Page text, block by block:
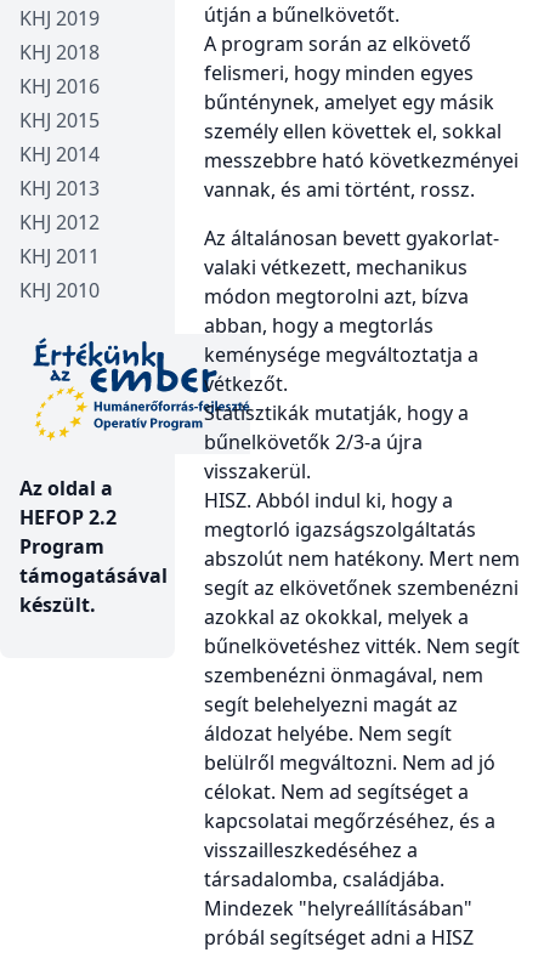
KHJ 2019
KHJ 2018
KHJ 2016
KHJ 2015
KHJ 2014
KHJ 2013
KHJ 2012
KHJ 2011
KHJ 2010
Az oldal a
HEFOP 2.2
Program
támogatásával
készült.
útján a bűnelkövetőt.
A program során az elkövető
felismeri, hogy minden egyes
bűnténynek, amelyet egy másik
személy ellen követtek el, sokkal
messzebbre ható következményei
vannak, és ami történt, rossz.
Az általánosan bevett gyakorlat-
valaki vétkezett, mechanikus
módon megtorolni azt, bízva
abban, hogy a megtorlás
keménysége megváltoztatja a
vétkezőt.
Statisztikák mutatják, hogy a
bűnelkövetők 2/3-a újra
visszakerül.
HISZ. Abból indul ki, hogy a
megtorló igazságszolgáltatás
abszolút nem hatékony. Mert nem
segít az elkövetőnek szembenézni
azokkal az okokkal, melyek a
bűnelkövetéshez vitték. Nem segít
szembenézni önmagával, nem
segít belehelyezni magát az
áldozat helyébe. Nem segít
belülről megváltozni. Nem ad jó
célokat. Nem ad segítséget a
kapcsolatai megőrzéséhez, és a
visszailleszkedéséhez a
társadalomba, családjába.
Mindezek "helyreállításában"
próbál segítséget adni a HISZ